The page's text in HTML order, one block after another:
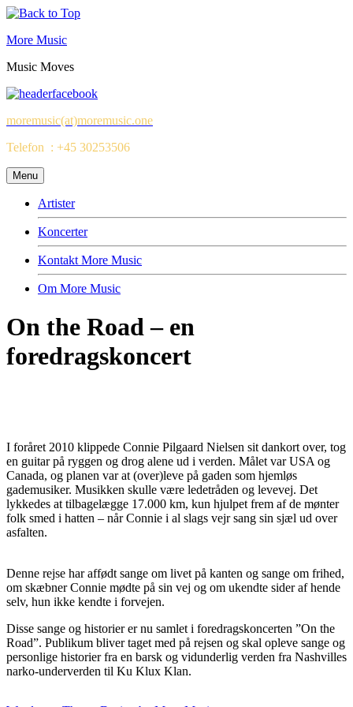
More Music
Music Moves
moremusic(at)moremusic.one
Telefon : +45 30253506
Menu
Artister
Koncerter
Kontakt More Music
Om More Music
On the Road – en
foredragskoncert
I foråret 2010 klippede Connie Pilgaard Nielsen sit dankort over, tog
en guitar på ryggen og drog alene ud i verden. Målet var USA og
Canada, og planen var at (over)leve på gaden som hjemløs
gademusiker. Musikken skulle være ledetråden og levevej. Det
lykkedes at tilbagelægge 17.000 km, kun hjulpet frem af de mønter
folk smed i hatten – når Connie i al slags vejr sang sin sjæl ud over
asfalten.
Denne rejse har affødt sange om livet på kanten og sange om frihed,
om skæbner Connie mødte på sin vej og om ukendte sider af hende
selv, hun ikke kendte i forvejen.
Disse sange og historier er nu samlet i foredragskoncerten ”On the
Road”. Publikum bliver taget med på rejsen og skal opleve sange og
personlige historier fra en barsk og vidunderlig verden fra Nashvilles
narko-underverden til Ku Klux Klan.